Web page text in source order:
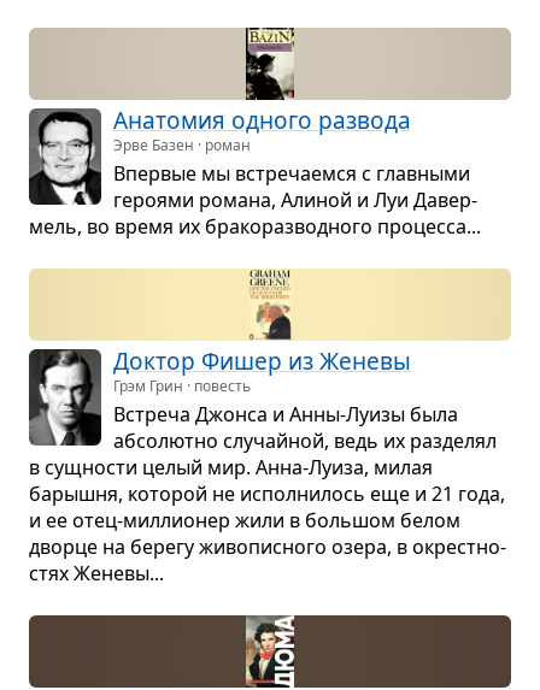
Ана­то­мия одного раз­вода
Эрве Базен · роман
Впер­вые мы встре­ча­емся с глав­ными
геро­ями романа, Али­ной и Луи Давер­
мель, во время их бра­ко­раз­вод­ного про­цесса...
Док­тор Фишер из Женевы
Грэм Грин · повесть
Встреча Джонса и Анны-Луизы была
абсо­лютно слу­чай­ной, ведь их раз­де­лял
в сущ­но­сти целый мир. Анна-Луиза, милая
барышня, кото­рой не испол­ни­лось еще и 21 года,
и ее отец-мил­ли­о­нер жили в боль­шом белом
дворце на берегу живо­пис­ного озера, в окрест­но­
стях Женевы...